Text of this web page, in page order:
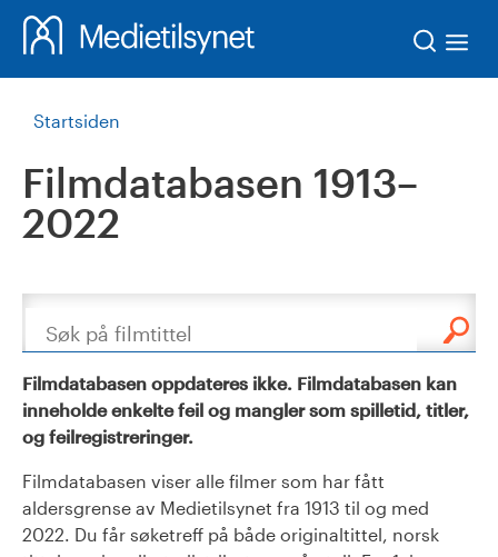
Startsiden
Filmdatabasen 1913–
2022
Søk
Filmdatabasen oppdateres ikke. Filmdatabasen kan
inneholde enkelte feil og mangler som spilletid, titler,
og feilregistreringer.
Filmdatabasen viser alle filmer som har fått
aldersgrense av Medietilsynet fra 1913 til og med
2022. Du får søketreff på både originaltittel, norsk